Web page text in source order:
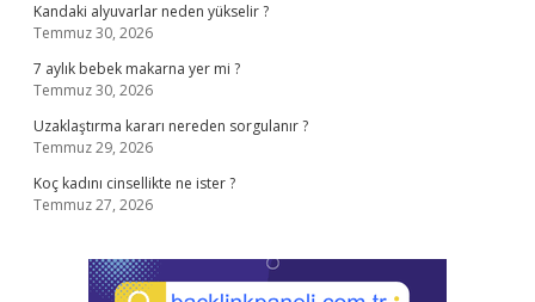
Kandaki alyuvarlar neden yükselir ?
Temmuz 30, 2026
7 aylık bebek makarna yer mi ?
Temmuz 30, 2026
Uzaklaştırma kararı nereden sorgulanır ?
Temmuz 29, 2026
Koç kadını cinsellikte ne ister ?
Temmuz 27, 2026